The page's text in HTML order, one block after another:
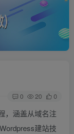
0 20 0
，涵盖从域名注
建站技